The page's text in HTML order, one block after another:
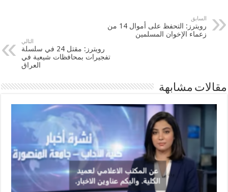
السابق
رويترز: التحفظ على أموال 14 من
زعماء الإخوان المسلمين
التالي
رويترز: مقتل 24 في سلسلة
تفجيرات بمحافظات شيعية في
العراق
مقالات مشابهة